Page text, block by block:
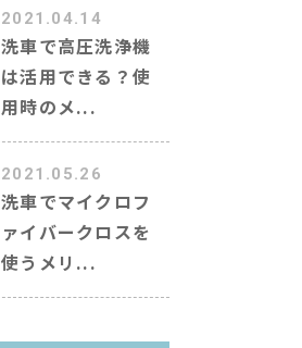
2021.04.14
洗車で高圧洗浄機
は活用できる？使
用時のメ...
2021.05.26
洗車でマイクロフ
ァイバークロスを
使うメリ...